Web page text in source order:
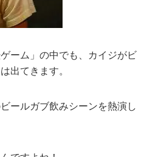
ーム」の中でも、カイジがビ
出てきます。
ールガブ飲みシーンを熱演し